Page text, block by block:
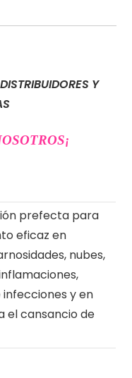
Y
¡
prefecta para
eficaz en
nubes,
y en
el cansancio de